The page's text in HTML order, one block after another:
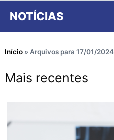
NOTÍCIAS
Início » Arquivos para 17/01/2024
Mais recentes